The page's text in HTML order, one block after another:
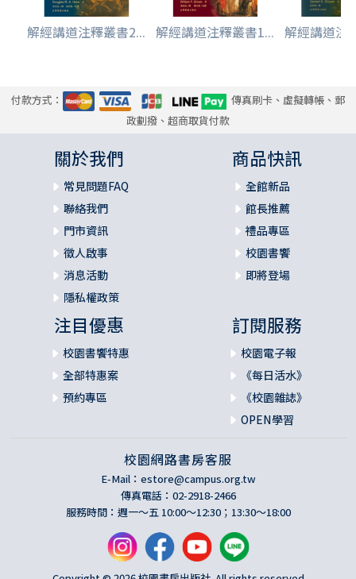
解經講道注釋叢書2... 解經講道注釋叢書1... 解經講道注
付款方式：
傳真刷卡、虛擬轉帳、郵
政劃撥、超商取貨付款
關於我們
常見問題FAQ
聯絡我們
門市資訊
徵人啟事
消息活動
隱私權政策
商品快訊
全館新品
館長推薦
禮品專區
校園書饗
即將登場
注目優惠
校園書饗特惠
全部特惠案
預約專區
訂閱服務
校園電子報
《每日活水》
《校園雜誌》
OPEN學習
校園網路書房客服
E-Mail： estore@campus.org.tw
傳真電話：02-2918-2466
服務時間：週一～五 10:00～12:30；13:30～18:00